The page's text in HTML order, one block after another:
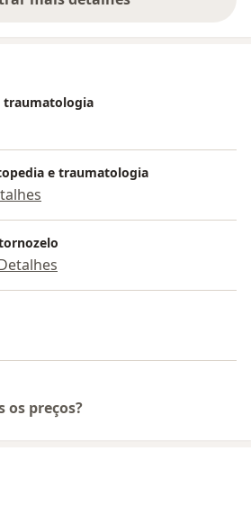
Marieta Konder
da Residência Médica
de Especialista junto ao
sobre a experiência
traumatologia
e traumatologia
os preços?